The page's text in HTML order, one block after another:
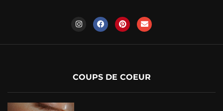
COUPS DE COEUR